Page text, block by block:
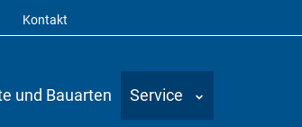
Kontakt
und Bauarten Service